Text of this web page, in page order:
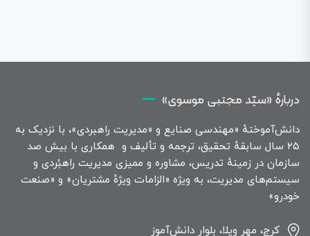
دربارهٔ «سیّد مجتبی موسوی»
دانش‌آموختهٔ «مهندسی صنایع و «مدیریت راهبردی»، با نزدیک به
۲۵ سال سابقهٔ تحقیق، ترجمه و تألیف و همکاری با بیش صد
سازمان در زمینهٔ تدریس، مشاوره و ممیزی مدیریت راهبُردی و
سیستم‌های مدیریت، به ویژه «الزامات ویژهٔ مشتریان» و «صنعت
خودرو»
کرج، مهر ویلا، بلوار دانش‌آموز